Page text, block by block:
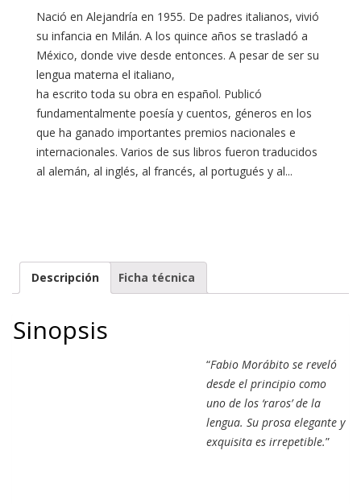
Nació en Alejandría en 1955. De padres italianos, vivió
su infancia en Milán. A los quince años se trasladó a
México, donde vive desde entonces. A pesar de ser su
lengua materna el italiano,
ha escrito toda su obra en español. Publicó
fundamentalmente poesía y cuentos, géneros en los
que ha ganado importantes premios nacionales e
internacionales. Varios de sus libros fueron traducidos
al alemán, al inglés, al francés, al portugués y al...
Descripción Ficha técnica
Sinopsis
“Fabio Morábito se reveló
desde el principio como
uno de los ‘raros’ de la
lengua. Su prosa elegante y
exquisita es irrepetible.”